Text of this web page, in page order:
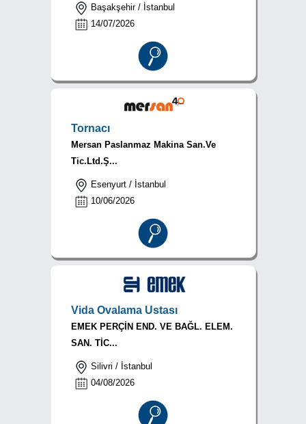
Başakşehir / İstanbul
14/07/2026
Tornacı
Mersan Paslanmaz Makina San.Ve
Tic.Ltd.Ş...
Esenyurt / İstanbul
10/06/2026
Vida Ovalama Ustası
EMEK PERÇİN END. VE BAĞL. ELEM.
SAN. TİC...
Silivri / İstanbul
04/08/2026